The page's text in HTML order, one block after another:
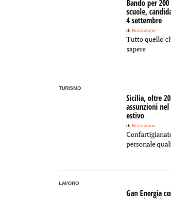
Bando per
scuole,
4 settembre
di Redazione
Tutto quello
sapere
TURISMO
Sicilia, oltre
assunzioni
estivo
di Redazione
personale
LAVORO
Gan Energia